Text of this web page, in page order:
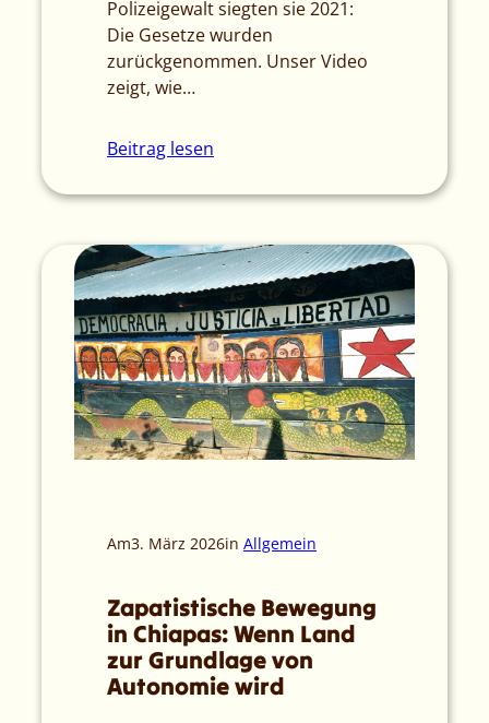
Polizeigewalt siegten sie 2021:
Die Gesetze wurden
zurückgenommen. Unser Video
zeigt, wie…
Beitrag lesen
Am3. März 2026in Allgemein
Zapatistische Bewegung
in Chiapas: Wenn Land
zur Grundlage von
Autonomie wird